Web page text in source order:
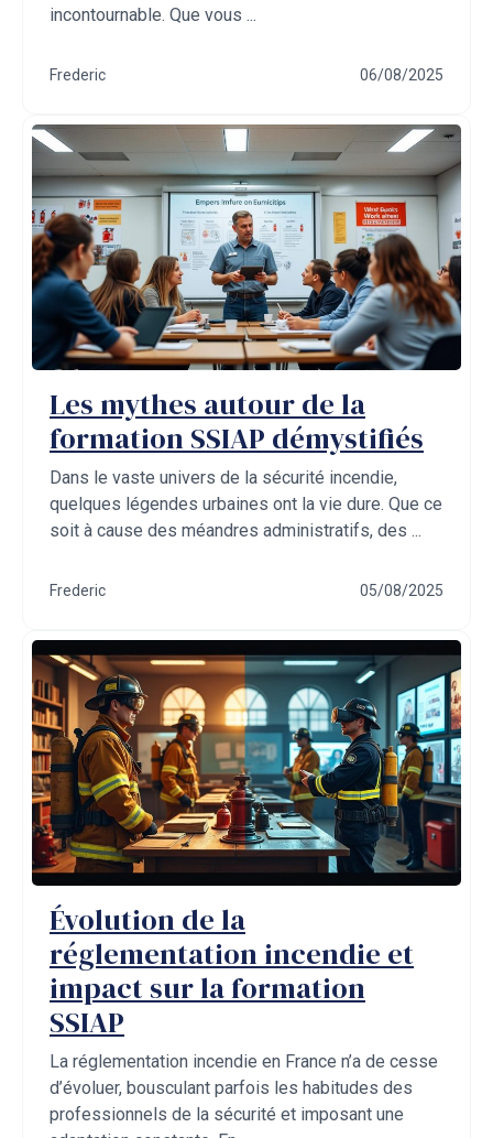
incontournable. Que vous ...
Frederic 06/08/2025
Les mythes autour de la
formation SSIAP démystifiés
Dans le vaste univers de la sécurité incendie,
quelques légendes urbaines ont la vie dure. Que ce
soit à cause des méandres administratifs, des ...
Frederic 05/08/2025
Évolution de la
réglementation incendie et
impact sur la formation
SSIAP
La réglementation incendie en France n’a de cesse
d’évoluer, bousculant parfois les habitudes des
professionnels de la sécurité et imposant une